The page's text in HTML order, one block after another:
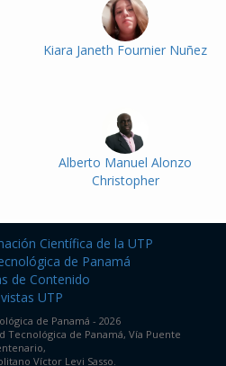
Kiara Janeth Fournier Nuñez
Alberto Manuel Alonzo
Christopher
Científica de la UTP
de Panamá
de Contenido
UTP
de Panamá - 2026
Tecnológica de Panamá, Vía Puente
Víctor Levi Sasso.